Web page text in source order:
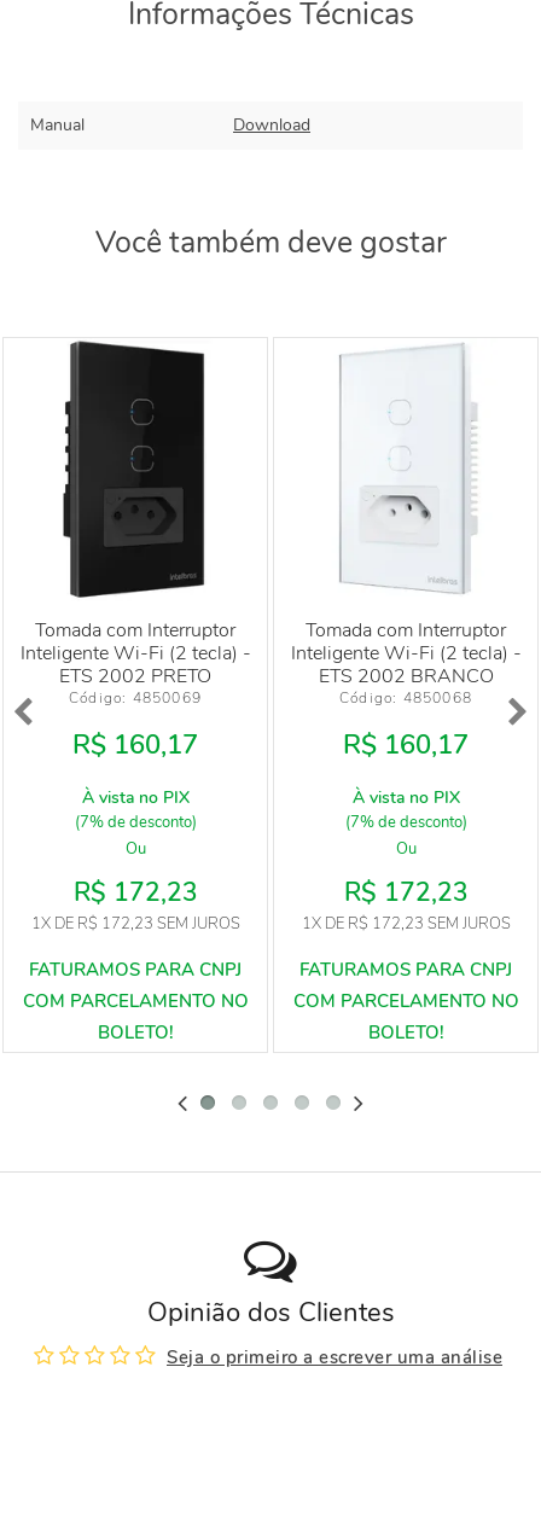
Informações Técnicas
Manual Download
Você também deve gostar
Tomada com Interruptor
Inteligente Wi-Fi (2 tecla) -
ETS 2002 PRETO
Código: 4850069
R$ 160,17
À vista no PIX
(7% de desconto)
Ou
R$ 172,23
1XDE R$ 172,23 SEM JUROS
Tomada com Interruptor
Inteligente Wi-Fi (2 tecla) -
ETS 2002 BRANCO
Código: 4850068
R$ 160,17
À vista no PIX
(7% de desconto)
Ou
R$ 172,23
1XDE R$ 172,23 SEM JUROS
Opinião dos Clientes
Seja o primeiro a escrever uma análise